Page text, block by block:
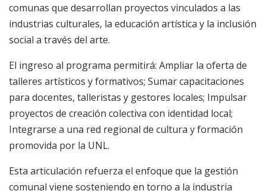
comunas que desarrollan proyectos vinculados a las
industrias culturales, la educación artística y la inclusión
social a través del arte.
El ingreso al programa permitirá: Ampliar la oferta de
talleres artísticos y formativos; Sumar capacitaciones
para docentes, talleristas y gestores locales; Impulsar
proyectos de creación colectiva con identidad local;
Integrarse a una red regional de cultura y formación
promovida por la UNL.
Esta articulación refuerza el enfoque que la gestión
comunal viene sosteniendo en torno a la industria